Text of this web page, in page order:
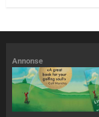
Annonse